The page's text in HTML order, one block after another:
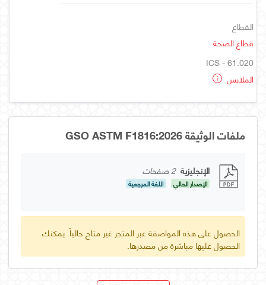
القطاع
قطاع الصحة
ICS - 61.020
الملابس
ملفات الوثيقة GSO ASTM F1816:2026
الإنجليزية 2 صفحات
الإصدار الحالي اللغة المرجعية
الحصول على هذه المواصفة عبر المتجر غير متاح حالياً. يمكنك
الحصول عليها مباشرة من مصدرها.